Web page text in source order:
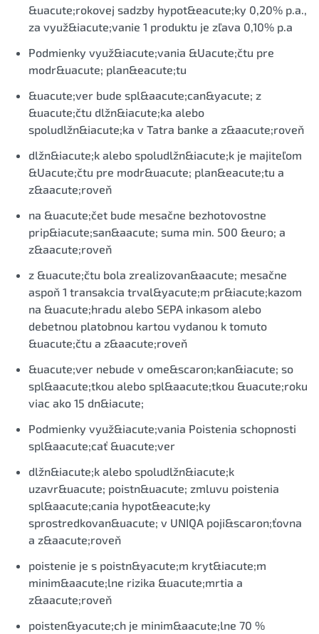
&uacute;rokovej sadzby hypot&eacute;ky 0,20% p.a.,
za využ&iacute;vanie 1 produktu je zľava 0,10% p.a
Podmienky využ&iacute;vania &Uacute;čtu pre
modr&uacute; plan&eacute;tu
&uacute;ver bude spl&aacute;can&yacute; z
&uacute;čtu dlžn&iacute;ka alebo
spoludlžn&iacute;ka v Tatra banke a z&aacute;roveň
dlžn&iacute;k alebo spoludlžn&iacute;k je majiteľom
&Uacute;čtu pre modr&uacute; plan&eacute;tu a
z&aacute;roveň
na &uacute;čet bude mesačne bezhotovostne
prip&iacute;san&aacute; suma min. 500 &euro; a
z&aacute;roveň
z &uacute;čtu bola zrealizovan&aacute; mesačne
aspoň 1 transakcia trval&yacute;m pr&iacute;kazom
na &uacute;hradu alebo SEPA inkasom alebo
debetnou platobnou kartou vydanou k tomuto
&uacute;čtu a z&aacute;roveň
&uacute;ver nebude v ome&scaron;kan&iacute; so
spl&aacute;tkou alebo spl&aacute;tkou &uacute;roku
viac ako 15 dn&iacute;
Podmienky využ&iacute;vania Poistenia schopnosti
spl&aacute;cať &uacute;ver
dlžn&iacute;k alebo spoludlžn&iacute;k
uzavr&uacute; poistn&uacute; zmluvu poistenia
spl&aacute;cania hypot&eacute;ky
sprostredkovan&uacute; v UNIQA poji&scaron;ťovna
a z&aacute;roveň
poistenie je s poistn&yacute;m kryt&iacute;m
minim&aacute;lne rizika &uacute;mrtia a
z&aacute;roveň
poisten&yacute;ch je minim&aacute;lne 70 %